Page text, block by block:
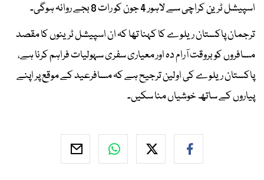
اسپیشل ٹرین کراچی سے لاہور 4 جون کو رات 8 بجے روانہ ہوگی۔
ترجمان پاکستان ریلوے کا کہنا تھا کہ ان اسپیشل ٹرینوں کا مقصد
مسافروں کو بروقت آرام دہ اور معیاری سفری سہولیات فراہم کرنا ہے،
پاکستان ریلوے کی اولین ترجیح ہے کہ مسافرعید کے موقع پر اپنے
پیاروں کے ساتھ خوشیاں منا سکیں۔